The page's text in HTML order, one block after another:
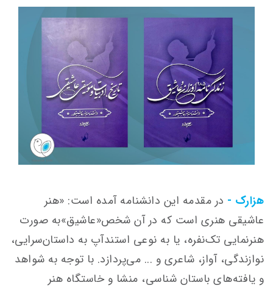
هزارک - در مقدمه این دانشنامه آمده است: «هنر
عاشیقی هنری است که در آن شخص«عاشیق»به صورت
هنرنمایی تک‌نفره، یا به نوعی استندآپ به داستان‌سرایی،
نوازندگی، آواز، شاعری و ... می‌پردازد. با توجه به شواهد
و یافته‌های باستان شناسی، منشا و خاستگاه هنر